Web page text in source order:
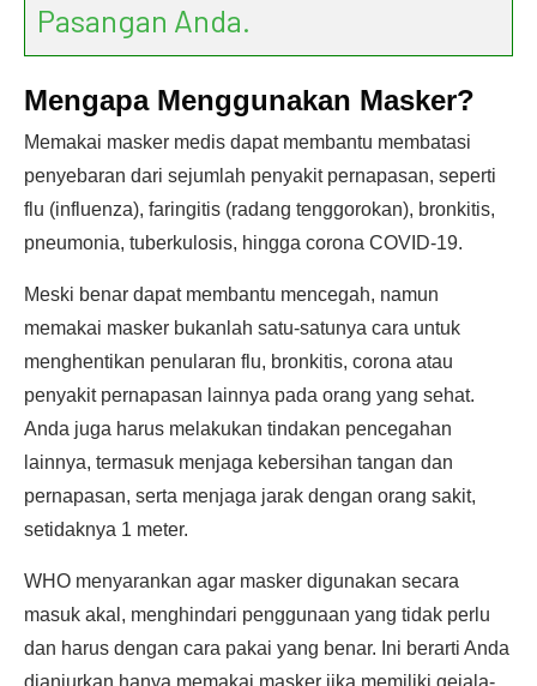
Pasangan Anda.
Mengapa Menggunakan Masker?
Memakai masker medis dapat membantu membatasi
penyebaran dari sejumlah penyakit pernapasan, seperti
flu (influenza), faringitis (radang tenggorokan), bronkitis,
pneumonia, tuberkulosis, hingga corona COVID-19.
Meski benar dapat membantu mencegah, namun
memakai masker bukanlah satu-satunya cara untuk
menghentikan penularan flu, bronkitis, corona atau
penyakit pernapasan lainnya pada orang yang sehat.
Anda juga harus melakukan tindakan pencegahan
lainnya, termasuk menjaga kebersihan tangan dan
pernapasan, serta menjaga jarak dengan orang sakit,
setidaknya 1 meter.
WHO menyarankan agar masker digunakan secara
masuk akal, menghindari penggunaan yang tidak perlu
dan harus dengan cara pakai yang benar. Ini berarti Anda
dianjurkan hanya memakai masker jika memiliki gejala-